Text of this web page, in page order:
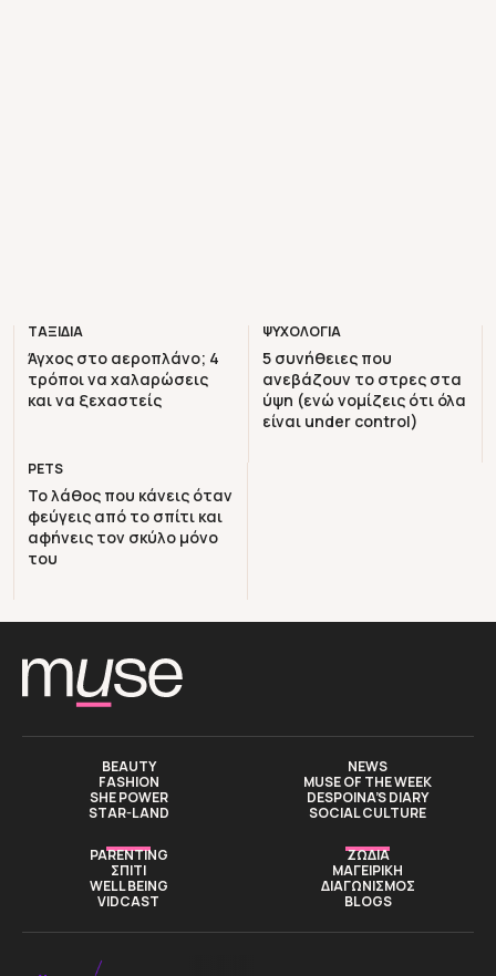
ΤΑΞΙΔΙΑ
Άγχος στο αεροπλάνο; 4
τρόποι να χαλαρώσεις
και να ξεχαστείς
ΨΥΧΟΛΟΓΙΑ
5 συνήθειες που
ανεβάζουν το στρες στα
ύψη (ενώ νομίζεις ότι όλα
είναι under control)
PETS
Το λάθος που κάνεις όταν
φεύγεις από το σπίτι και
αφήνεις τον σκύλο μόνο
του
BEAUTY
FASHION
SHE POWER
STAR-LAND
NEWS
MUSE OF THE WEEK
DESPOINA’S DIARY
SOCIAL CULTURE
PARENTING
ΣΠΙΤΙ
WELL BEING
VIDCAST
ΖΩΔΙΑ
ΜΑΓΕΙΡΙΚΗ
ΔΙΑΓΩΝΙΣΜΟΣ
BLOGS